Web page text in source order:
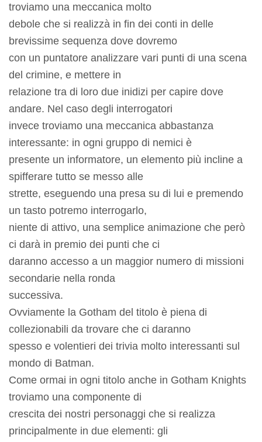
troviamo una meccanica molto
debole che si realizzà in fin dei conti in delle
brevissime sequenza dove dovremo
con un puntatore analizzare vari punti di una scena
del crimine, e mettere in
relazione tra di loro due inidizi per capire dove
andare. Nel caso degli interrogatori
invece troviamo una meccanica abbastanza
interessante: in ogni gruppo di nemici è
presente un informatore, un elemento più incline a
spifferare tutto se messo alle
strette, eseguendo una presa su di lui e premendo
un tasto potremo interrogarlo,
niente di attivo, una semplice animazione che però
ci darà in premio dei punti che ci
daranno accesso a un maggior numero di missioni
secondarie nella ronda
successiva.
Ovviamente la Gotham del titolo è piena di
collezionabili da trovare che ci daranno
spesso e volentieri dei trivia molto interessanti sul
mondo di Batman.
Come ormai in ogni titolo anche in Gotham Knights
troviamo una componente di
crescita dei nostri personaggi che si realizza
principalmente in due elementi: gli